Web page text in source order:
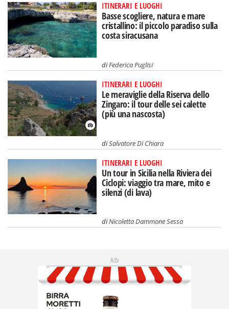
ITINERARI E LUOGHI
Basse scogliere, natura e mare
cristallino: il piccolo paradiso sulla
costa siracusana
diFederica Puglisi
ITINERARI E LUOGHI
Le meraviglie della Riserva dello
Zingaro: il tour delle sei calette
(più una nascosta)
diSalvatore Di Chiara
ITINERARI E LUOGHI
Un tour in Sicilia nella Riviera dei
Ciclopi: viaggio tra mare, mito e
silenzi (di lava)
diNicoletta Dammone Sessa
Adv